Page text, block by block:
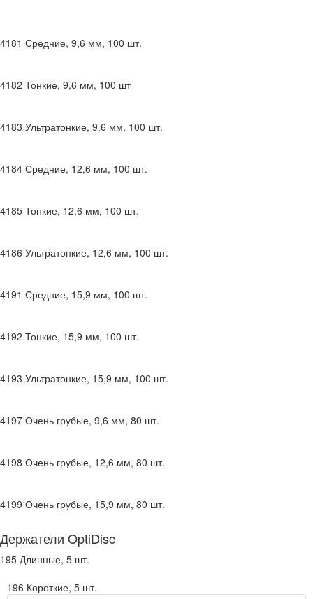
4181 Средние, 9,6 мм, 100 шт.
4182 Тонкие, 9,6 мм, 100 шт
4183 Ультратонкие, 9,6 мм, 100 шт.
4184 Средние, 12,6 мм, 100 шт.
4185 Тонкие, 12,6 мм, 100 шт.
4186 Ультратонкие, 12,6 мм, 100 шт.
4191 Средние, 15,9 мм, 100 шт.
4192 Тонкие, 15,9 мм, 100 шт.
4193 Ультратонкие, 15,9 мм, 100 шт.
4197 Очень грубые, 9,6 мм, 80 шт.
4198 Очень грубые, 12,6 мм, 80 шт.
4199 Очень грубые, 15,9 мм, 80 шт.
Держатели OptiDisc
195 Длинные, 5 шт.
196 Короткие, 5 шт.